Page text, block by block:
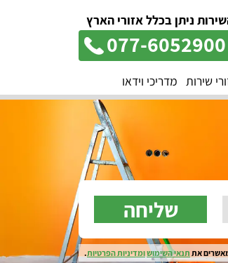
ניתן בכלל אזורי הארץ
077-6052900
שירות מדריכי וידאו
שליחה
את תנאי השימושומדיניות הפרטיות.